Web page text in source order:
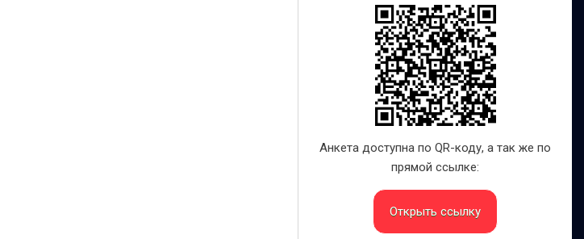
Анкета доступна по QR-коду, а так же по
прямой ссылке:
Открыть ссылку